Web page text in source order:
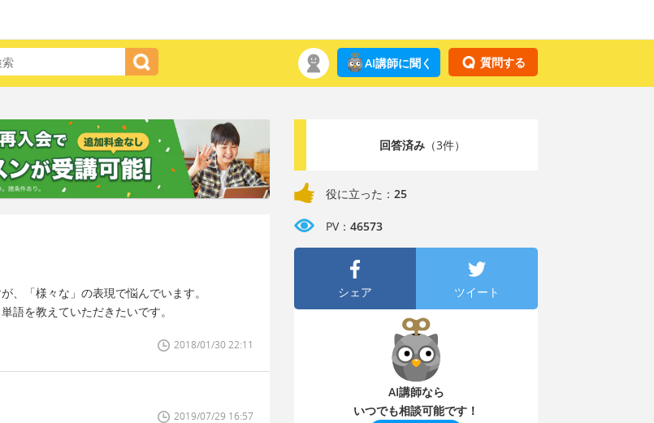
質問する
AI講師に聞く
、「様々な」の表現で悩んでいます。
語を教えていただきたいです。
2018/01/30 22:11
2019/07/29 16:57
回答済み（3件）
役に立った： 25
PV： 46573
シェア ツイート
AI講師なら
いつでも相談可能です！